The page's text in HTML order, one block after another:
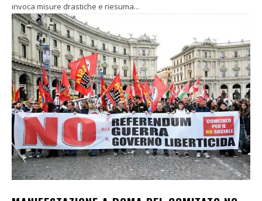
invoca misure drastiche e riesuma...